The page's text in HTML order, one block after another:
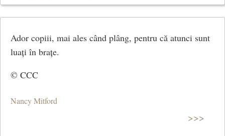
Ador copiii, mai ales când plâng, pentru că atunci sunt
luați în brațe.
© CCC
Nancy Mitford
>>>